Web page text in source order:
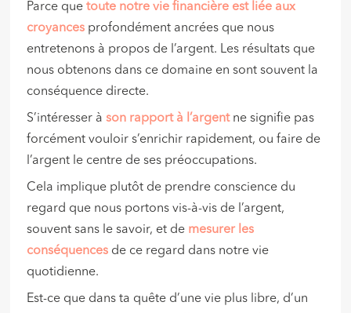
Parce quetoute notre vie financière est liée aux
croyances profondément ancrées que nous
entretenons à propos de l’argent. Les résultats que
nous obtenons dans ce domaine en sont souvent la
conséquence directe.
S’intéresser àson rapport à l’argentne signifie pas
forcément vouloir s’enrichir rapidement, ou faire de
l’argent le centre de ses préoccupations.
Cela implique plutôt de prendre conscience du
regard que nous portons vis-à-vis de l’argent,
souvent sans le savoir, et de mesurer les
conséquences de ce regard dans notre vie
quotidienne.
Est-ce que dans ta quête d’une vie plus libre, d’un